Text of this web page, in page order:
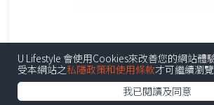
Mirror Strawberry Love 杯套
U Lifestyle 會使用Cookies來改善您的網站體
受本網站之私隱政策和使用條款才可繼續瀏覽
我已閱讀及同意